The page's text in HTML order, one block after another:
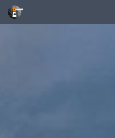
Unter dem Inhalt